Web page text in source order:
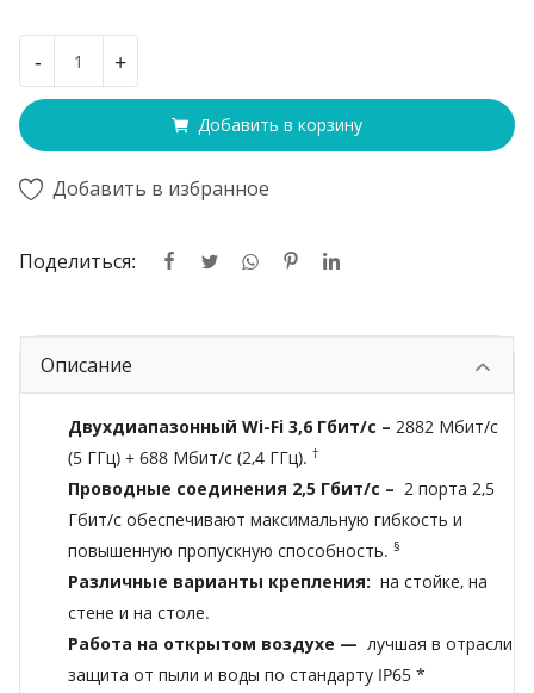
- +
Добавить в корзину
Добавить в избранное
Поделиться:
Описание
Двухдиапазонный Wi-Fi 3,6 Гбит/с – 2882 Мбит/с
(5 ГГц) + 688 Мбит/с (2,4 ГГц). †
Проводные соединения 2,5 Гбит/с – 2 порта 2,5
Гбит/с обеспечивают максимальную гибкость и
повышенную пропускную способность. §
Различные варианты крепления: на стойке, на
стене и на столе.
Работа на открытом воздухе — лучшая в отрасли
защита от пыли и воды по стандарту IP65 *